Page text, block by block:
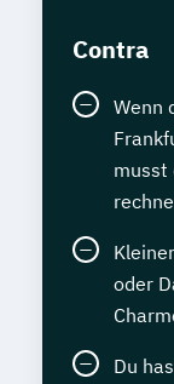
Contra
Wenn
musst
oder
Du